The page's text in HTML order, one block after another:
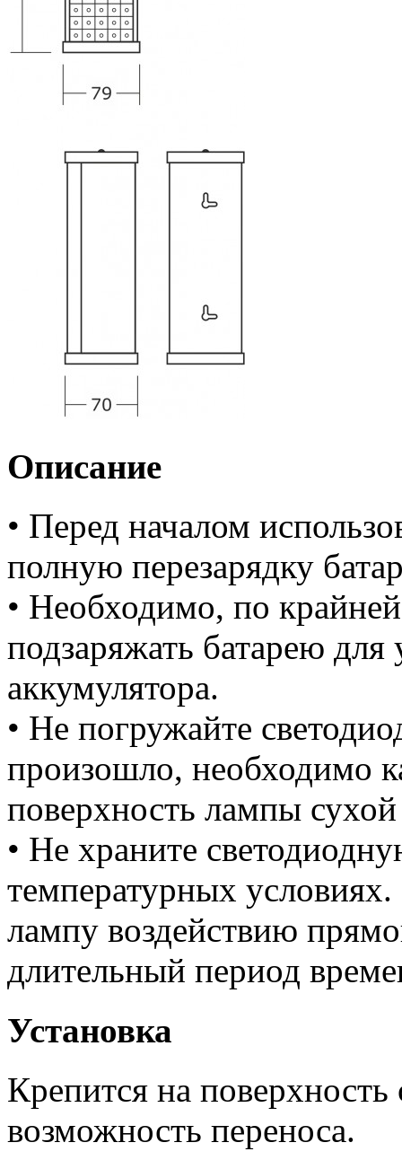
Описание
• Перед началом
полную перезарядку
• Необходимо, по
подзаряжать батарею
аккумулятора.
• Не погружайте
произошло, необходимо
поверхность лампы
• Не храните
температурных
лампу воздействию
длительный период
Установка
Крепится на
возможность переноса.